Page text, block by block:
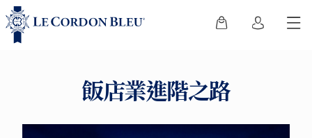
飯店業進階之路